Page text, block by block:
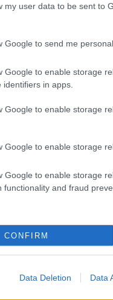
my user data to be sent to
Google to send me
Google to enable storage
in apps.
Google to enable storage
Google to enable storage
Google to enable storage
functionality and fraud
CONFIRM
Data Deletion Data
fejlődünk és
választás részedről?
a létrehozása. Úgy
magamból.
jogászi pályát, az
is akartam befejezni
hidat ahhoz,
egy
legyen, csak az ötlet.